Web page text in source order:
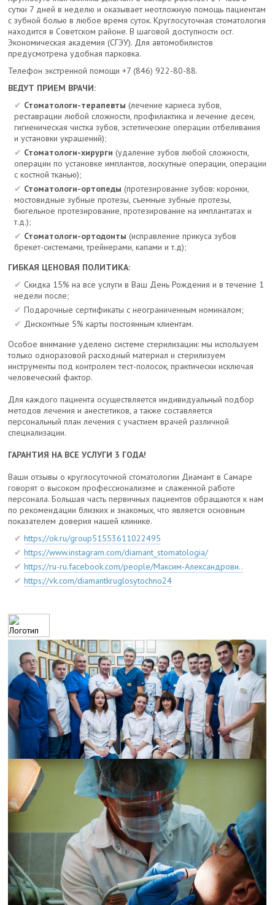
сутки 7 дней в неделю и оказывает неотложную помощь пациентам
с зубной болью в любое время суток. Круглосуточная стоматология
находится в Советском районе. В шаговой доступности ост.
Экономическая академия (СГЭУ). Для автомобилистов
предусмотрена удобная парковка.
Телефон экстренной помощи +7 (846) 922-80-88.
ВЕДУТ ПРИЕМ ВРАЧИ:
Стоматологи-терапевты (лечение кариеса зубов,
реставрации любой сложности, профилактика и лечение десен,
гигиеническая чистка зубов, эстетические операции отбеливания
и установки украшений);
Стоматологи-хирурги (удаление зубов любой сложности,
операции по установке имплантов, лоскутные операции, операции
с костной тканью);
Стоматологи-ортопеды (протезирование зубов: коронки,
мостовидные зубные протезы, съемные зубные протезы,
бюгельное протезирование, протезирование на имплантатах и
т.д.);
Стоматологи-ортодонты (исправление прикуса зубов
брекет-системами, трейнерами, капами и т.д);
ГИБКАЯ ЦЕНОВАЯ ПОЛИТИКА:
Скидка 15% на все услуги в Ваш День Рождения и в течение 1
недели после;
Подарочные сертификаты с неограниченным номиналом;
Дисконтные 5% карты постоянным клиентам.
Особое внимание уделено системе стерилизации: мы используем
только одноразовой расходный материал и стерилизуем
инструменты под контролем тест-полосок, практически исключая
человеческий фактор.
Для каждого пациента осуществляется индивидуальный подбор
методов лечения и анестетиков, а также составляется
персональный план лечения с участием врачей различной
специализации.
ГАРАНТИЯ НА ВСЕ УСЛУГИ 3 ГОДА!
Ваши отзывы о круглосуточной стоматологии Диамант в Самаре
говорят о высоком профессионализме и слаженной работе
персонала. Большая часть первичных пациентов обращаются к нам
по рекомендации близких и знакомых, что является основным
показателем доверия нашей клинике.
https://ok.ru/group51553611022495
https://www.instagram.com/diamant_stomatologia/
https://ru-ru.facebook.com/people/Максим-Александрови..
https://vk.com/diamantkruglosytochno24